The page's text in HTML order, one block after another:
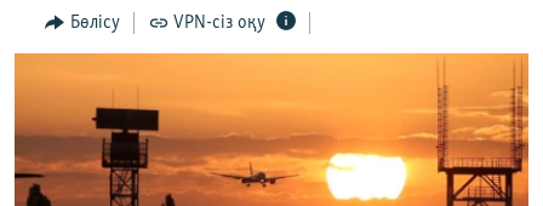
to
ӘЛЕУМЕТ
АРНАЙЫ ЖОБАЛАР
Русский
Бөлісу VPN-сіз оқу